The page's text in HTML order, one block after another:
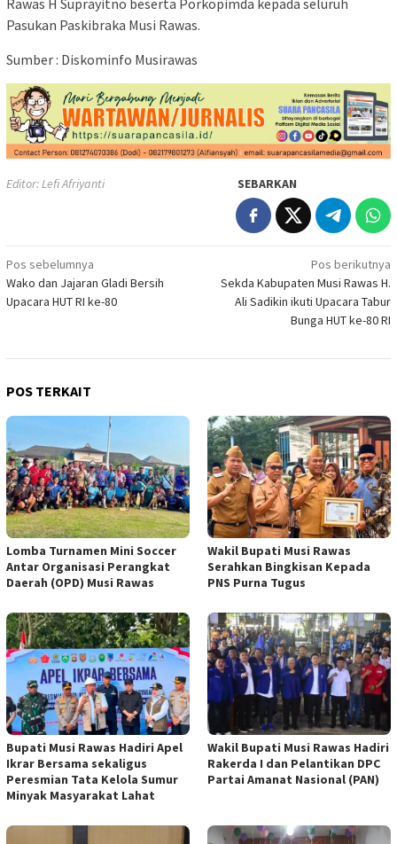
Pasukan Paskibraka Musi Rawas.
Sumber : Diskominfo Musirawas
Editor: Lefi Afriyanti SEBARKAN
Navigasi
pos
Pos sebelumnya
Wako dan Jajaran Gladi Bersih
Upacara HUT RI ke-80
Pos berikutnya
Sekda Kabupaten Musi Rawas H.
Ali Sadikin ikuti Upacara Tabur
Bunga HUT ke-80 RI
POS TERKAIT
Lomba Turnamen Mini Soccer
Antar Organisasi Perangkat
Daerah (OPD) Musi Rawas
Wakil Bupati Musi Rawas
Serahkan Bingkisan Kepada
PNS Purna Tugus
Bupati Musi Rawas Hadiri Apel
Ikrar Bersama sekaligus
Peresmian Tata Kelola Sumur
Minyak Masyarakat Lahat
Wakil Bupati Musi Rawas Hadiri
Rakerda I dan Pelantikan DPC
Partai Amanat Nasional (PAN)